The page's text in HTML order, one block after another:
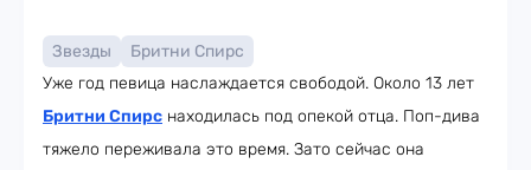
Звезды
Бритни Спирс
Уже год певица наслаждается свободой. Около 13 лет
Бритни Спирс находилась под опекой отца. Поп-дива
тяжело переживала это время. Зато сейчас она